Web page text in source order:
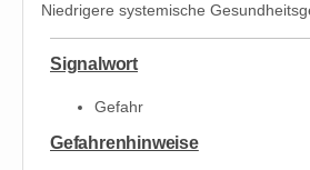
Niedrigere systemische
Signalwort
Gefahr
Gefahrenhinweise